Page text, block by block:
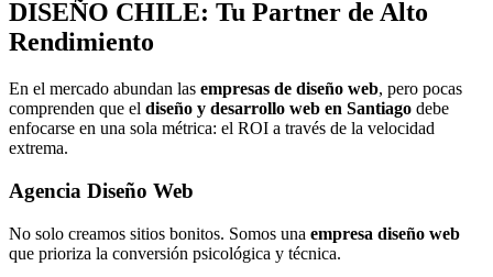
DISEÑO CHILE: Tu Partner de Alto
Rendimiento
En el mercado abundan las empresas de diseño web, pero pocas
comprenden que el diseño y desarrollo web en Santiago debe
enfocarse en una sola métrica: el ROI a través de la velocidad
extrema.
Agencia Diseño Web
No solo creamos sitios bonitos. Somos una empresa diseño web
que prioriza la conversión psicológica y técnica.